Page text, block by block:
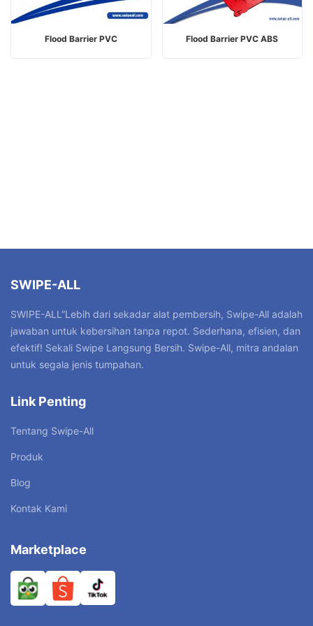
Flood Barrier PVC Flood Barrier PVC ABS
SWIPE-ALL
SWIPE-ALL”Lebih dari sekadar alat pembersih, Swipe-All adalah
jawaban untuk kebersihan tanpa repot. Sederhana, efisien, dan
efektif! Sekali Swipe Langsung Bersih. Swipe-All, mitra andalan
untuk segala jenis tumpahan.
Link Penting
Tentang Swipe-All
Produk
Blog
Kontak Kami
Marketplace